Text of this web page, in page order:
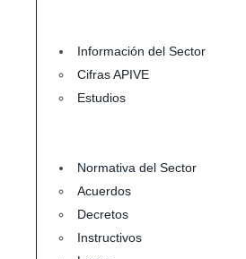
Información del Sector
Cifras APIVE
Estudios
Normativa del Sector
Acuerdos
Decretos
Instructivos